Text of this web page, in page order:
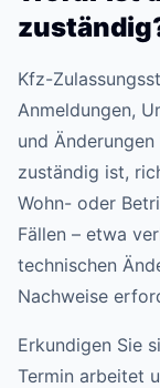
Kfz-
Anmeldungen,
und
zuständig ist,
Wohn- oder
Fällen – etwa
technischen
Nachweise
Erkundigen Sie
Termin arbeitet